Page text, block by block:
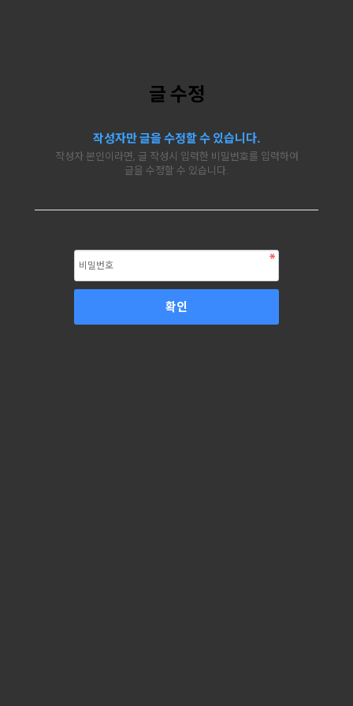
글 수정
작성자만 글을 수정할 수 있습니다.
작성자 본인이라면, 글 작성시 입력한 비밀번호를 입력하여
글을 수정할 수 있습니다.